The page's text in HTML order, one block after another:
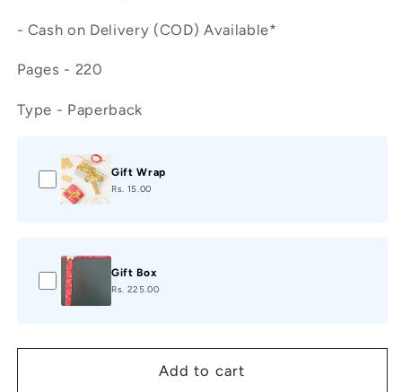
ಮಂಗೇಶರಾಯರ
ಕತೆಗಳು
ಮಂಗೇಶರಾಯರ
- Cash on Delivery (COD) Available*
Pages - 220
Type - Paperback
Gift Wrap
Rs. 15.00
Gift Box
Rs. 225.00
Add to cart